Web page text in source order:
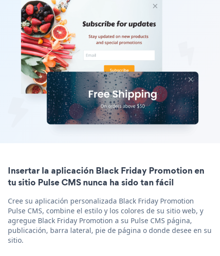
Insertar la aplicación Black Friday Promotion en
tu sitio Pulse CMS nunca ha sido tan fácil
Cree su aplicación personalizada Black Friday Promotion
Pulse CMS, combine el estilo y los colores de su sitio web, y
agregue Black Friday Promotion a su Pulse CMS página,
publicación, barra lateral, pie de página o donde desee en su
sitio.